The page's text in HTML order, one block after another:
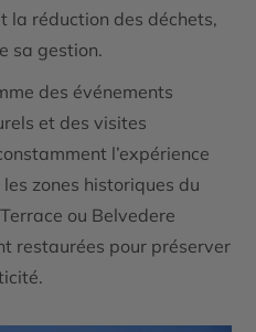
la réduction des déchets,
sa gestion.
des événements
et des visites
l’expérience
zones historiques du
ou Belvedere
restaurées pour préserver